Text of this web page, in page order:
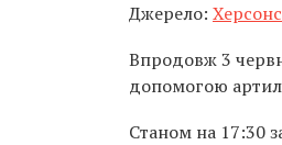
Джерело:
Впродовж 3
допомогою
Станом на 17:30